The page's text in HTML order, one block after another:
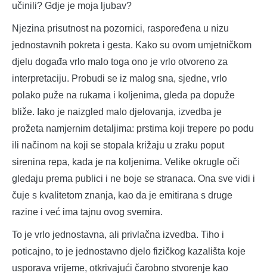
učinili? Gdje je moja ljubav?
Njezina prisutnost na pozornici, raspoređena u nizu
jednostavnih pokreta i gesta. Kako su ovom umjetničkom
djelu događa vrlo malo toga ono je vrlo otvoreno za
interpretaciju. Probudi se iz malog sna, sjedne, vrlo
polako puže na rukama i koljenima, gleda pa dopuže
bliže. Iako je naizgled malo djelovanja, izvedba je
prožeta namjernim detaljima: prstima koji trepere po podu
ili načinom na koji se stopala križaju u zraku poput
sirenina repa, kada je na koljenima. Velike okrugle oči
gledaju prema publici i ne boje se stranaca. Ona sve vidi i
čuje s kvalitetom znanja, kao da je emitirana s druge
razine i već ima tajnu ovog svemira.
To je vrlo jednostavna, ali privlačna izvedba. Tiho i
poticajno, to je jednostavno djelo fizičkog kazališta koje
usporava vrijeme, otkrivajući čarobno stvorenje kao